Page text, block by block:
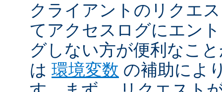
クライアントのリクエ
てアクセスログにエン
グしない方が便利なこ
は 環境変数 の補助によ